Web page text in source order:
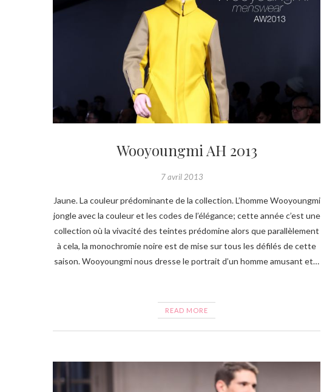
Wooyoungmi AH 2013
7 avril 2013
Jaune. La couleur prédominante de la collection. L’homme Wooyoungmi
jongle avec la couleur et les codes de l’élégance; cette année c’est une
collection où la vivacité des teintes prédomine alors que parallèlement
à cela, la monochromie noire est de mise sur tous les défilés de cette
saison. Wooyoungmi nous dresse le portrait d’un homme amusant et…
READ MORE